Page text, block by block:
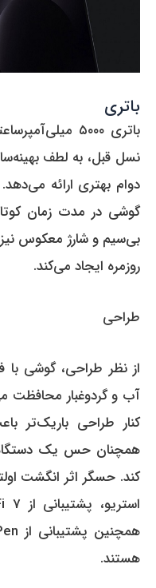
باتری
باتری ۵۰۰۰
نسل قبل، به لطف
گوشی در مدت زمان
بی‌سیم و شارژ معکوس
روزمره ایجاد می‌کند.
طراحی
کنار طراحی باریک‌تر
همچنان حس یک
کند. حسگر اثر انگشت
هستند.